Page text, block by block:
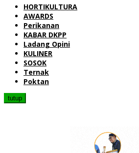
HORTIKULTURA
AWARDS
Perikanan
KABAR DKPP
Ladang Opini
KULINER
SOSOK
Ternak
Poktan
tutup